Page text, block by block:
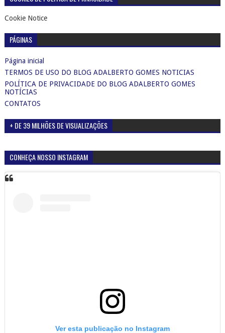
Cookie Notice
PÁGINAS
Página inicial
TERMOS DE USO DO BLOG ADALBERTO GOMES NOTICIAS
POLÍTICA DE PRIVACIDADE DO BLOG ADALBERTO GOMES
NOTÍCIAS
CONTATOS
+ DE 39 MILHÕES DE VISUALIZAÇÕES
CONHEÇA NOSSO INSTAGRAM
Ver esta publicação no Instagram